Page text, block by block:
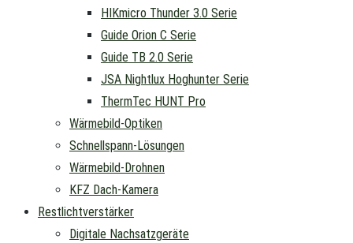
HIKmicro Thunder 3.0 Serie
Guide Orion C Serie
Guide TB 2.0 Serie
JSA Nightlux Hoghunter Serie
ThermTec HUNT Pro
Wärmebild-Optiken
Schnellspann-Lösungen
Wärmebild-Drohnen
KFZ Dach-Kamera
Restlichtverstärker
Digitale Nachsatzgeräte